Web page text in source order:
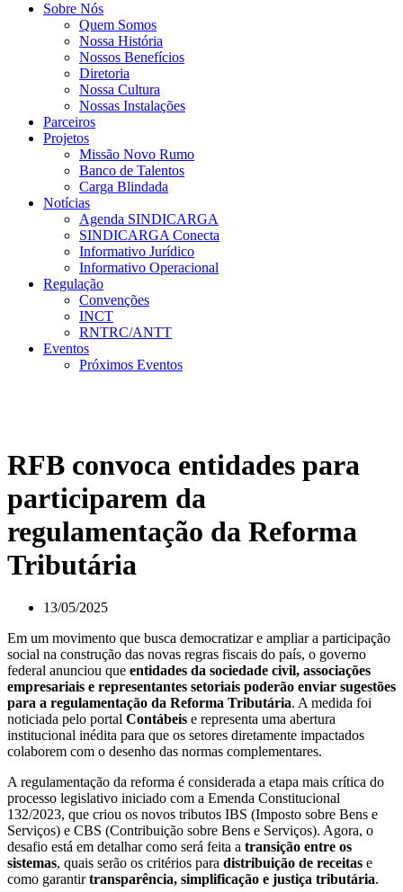
Sobre Nós
Quem Somos
Nossa História
Nossos Benefícios
Diretoria
Nossa Cultura
Nossas Instalações
Parceiros
Projetos
Missão Novo Rumo
Banco de Talentos
Carga Blindada
Notícias
Agenda SINDICARGA
SINDICARGA Conecta
Informativo Jurídico
Informativo Operacional
Regulação
Convenções
INCT
RNTRC/ANTT
Eventos
Próximos Eventos
RFB convoca entidades para
participarem da
regulamentação da Reforma
Tributária
13/05/2025
Em um movimento que busca democratizar e ampliar a participação
social na construção das novas regras fiscais do país, o governo
federal anunciou que entidades da sociedade civil, associações
empresariais e representantes setoriais poderão enviar sugestões
para a regulamentação da Reforma Tributária. A medida foi
noticiada pelo portal Contábeis e representa uma abertura
institucional inédita para que os setores diretamente impactados
colaborem com o desenho das normas complementares.
A regulamentação da reforma é considerada a etapa mais crítica do
processo legislativo iniciado com a Emenda Constitucional
132/2023, que criou os novos tributos IBS (Imposto sobre Bens e
Serviços) e CBS (Contribuição sobre Bens e Serviços). Agora, o
desafio está em detalhar como será feita a transição entre os
sistemas, quais serão os critérios para distribuição de receitas e
como garantirtransparência, simplificação e justiça tributária.